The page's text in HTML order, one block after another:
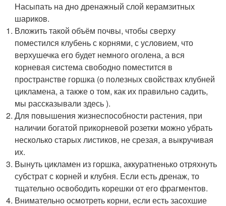
Насыпать на дно дренажный слой керамзитных
шариков.
Вложить такой объём почвы, чтобы сверху
поместился клубень с корнями, с условием, что
верхушечка его будет немного оголена, а вся
корневая система свободно поместится в
пространстве горшка (о полезных свойствах клубней
цикламена, а также о том, как их правильно садить,
мы рассказывали здесь ).
Для повышения жизнеспособности растения, при
наличии богатой прикорневой розетки можно убрать
несколько старых листиков, не срезая, а выкручивая
их.
Вынуть цикламен из горшка, аккуратненько отряхнуть
субстрат с корней и клубня. Если есть дренаж, то
тщательно освободить корешки от его фрагментов.
Внимательно осмотреть корни, если есть засохшие